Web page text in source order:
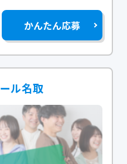
かんたん応募
ル名取